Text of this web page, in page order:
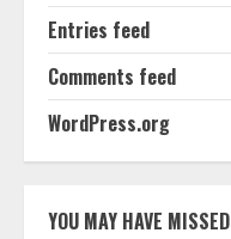
Entries feed
Comments feed
WordPress.org
YOU MAY HAVE MISSED